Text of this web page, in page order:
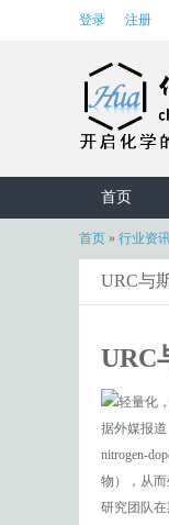
登录 注册
首页
首页 » 行业资
URC与
URC
据外媒报道
nitrogen-
物），从而
研究团队